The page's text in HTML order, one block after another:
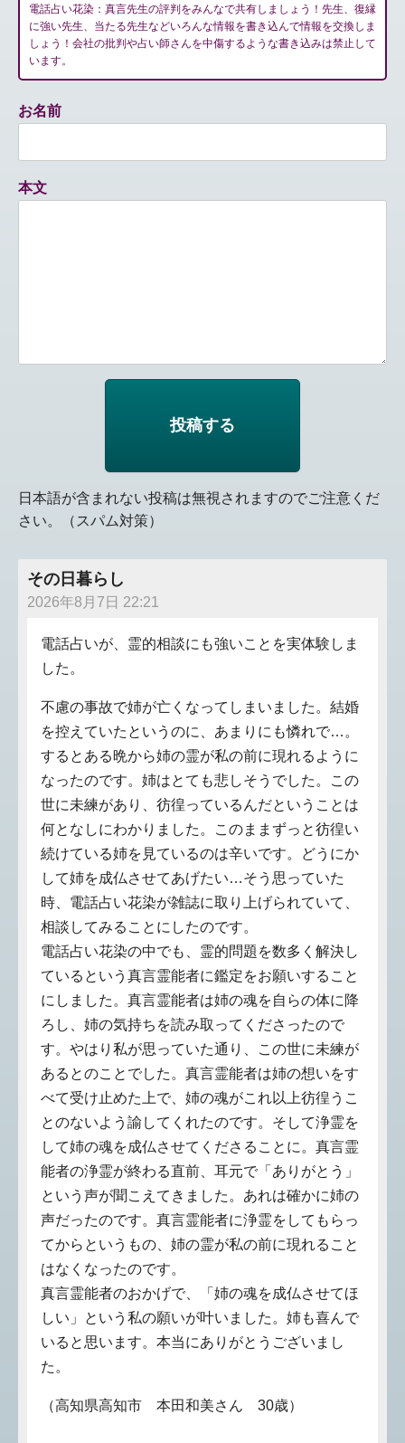
電話占い花染：真言先生の評判をみんなで共有しましょう！先生、復縁
に強い先生、当たる先生などいろんな情報を書き込んで情報を交換しま
しょう！会社の批判や占い師さんを中傷するような書き込みは禁止して
います。
お名前
本文
日本語が含まれない投稿は無視されますのでご注意くだ
さい。（スパム対策）
その日暮らし
2026年8月7日 22:21
電話占いが、霊的相談にも強いことを実体験しま
した。
不慮の事故で姉が亡くなってしまいました。結婚
を控えていたというのに、あまりにも憐れで…。
するとある晩から姉の霊が私の前に現れるように
なったのです。姉はとても悲しそうでした。この
世に未練があり、彷徨っているんだということは
何となしにわかりました。このままずっと彷徨い
続けている姉を見ているのは辛いです。どうにか
して姉を成仏させてあげたい…そう思っていた
時、電話占い花染が雑誌に取り上げられていて、
相談してみることにしたのです。
電話占い花染の中でも、霊的問題を数多く解決し
ているという真言霊能者に鑑定をお願いすること
にしました。真言霊能者は姉の魂を自らの体に降
ろし、姉の気持ちを読み取ってくださったので
す。やはり私が思っていた通り、この世に未練が
あるとのことでした。真言霊能者は姉の想いをす
べて受け止めた上で、姉の魂がこれ以上彷徨うこ
とのないよう諭してくれたのです。そして浄霊を
して姉の魂を成仏させてくださることに。真言霊
能者の浄霊が終わる直前、耳元で「ありがとう」
という声が聞こえてきました。あれは確かに姉の
声だったのです。真言霊能者に浄霊をしてもらっ
てからというもの、姉の霊が私の前に現れること
はなくなったのです。
真言霊能者のおかげで、「姉の魂を成仏させてほ
しい」という私の願いが叶いました。姉も喜んで
いると思います。本当にありがとうございまし
た。
（高知県高知市 本田和美さん 30歳）